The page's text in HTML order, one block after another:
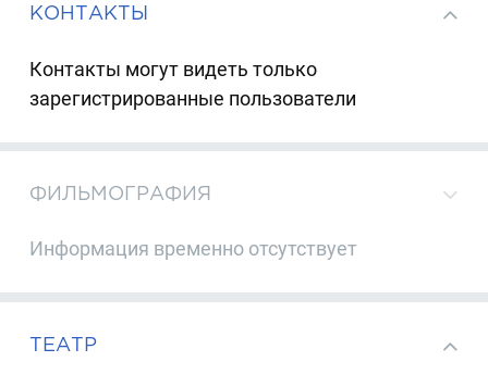
КОНТАКТЫ
Контакты могут видеть только
зарегистрированные пользователи
ФИЛЬМОГРАФИЯ
Информация временно отсутствует
ТЕАТР